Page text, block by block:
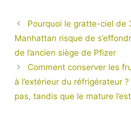
Pourquoi le gratte-ciel de
Manhattan risque de
de l’ancien siège de Pfizer
Comment conserver les
à l’extérieur du réfrigérateur
pas, tandis que le mature l’est